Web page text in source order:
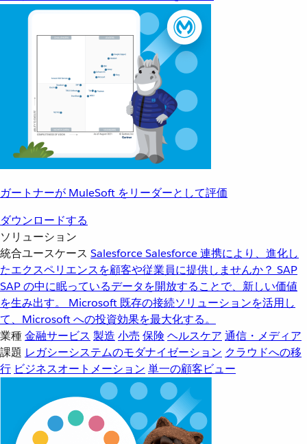
ガートナーが MuleSoft をリーダーとして評価
ダウンロードする
ソリューション
統合ユースケース SalesforceSalesforce 連携により、進化し
たエクスペリエンスを顧客や従業員に提供しませんか？ SAP
SAP の中に眠っているデータを開放することで、新しい価値
を生み出す。
Microsoft 既存の接続ソリューションを活用し
て、Microsoft への投資効果を最大化する。
業種金融サービス 製造 小売 保険 ヘルスケア 通信・メディア
課題 レガシーシステムのモダナイゼーション クラウドへの移
行 ビジネスオートメーション 単一の顧客ビュー